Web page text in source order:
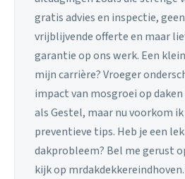
gratis advies en inspectie,
vrijblijvende offerte en maar
garantie op ons werk. Een
mijn carrière? Vroeger
impact van mosgroei op
als Gestel, maar nu voorkom
preventieve tips. Heb je een
dakprobleem? Bel me gerust
kijk op